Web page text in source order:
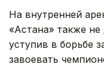
На внутренней
«Астана» также
уступив в борьбе
завоевать